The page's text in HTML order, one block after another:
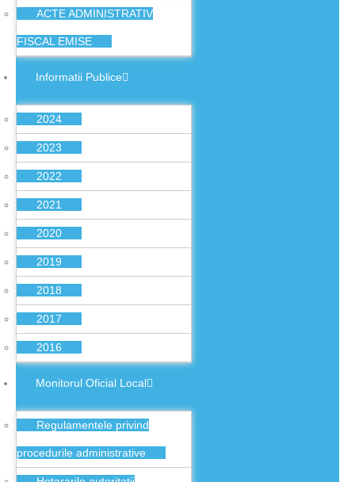
ACTE ADMINISTRATIV
FISCAL EMISE
Informatii Publice
2024
2023
2022
2021
2020
2019
2018
2017
2016
Monitorul Oficial Local
Regulamentele privind
procedurile administrative